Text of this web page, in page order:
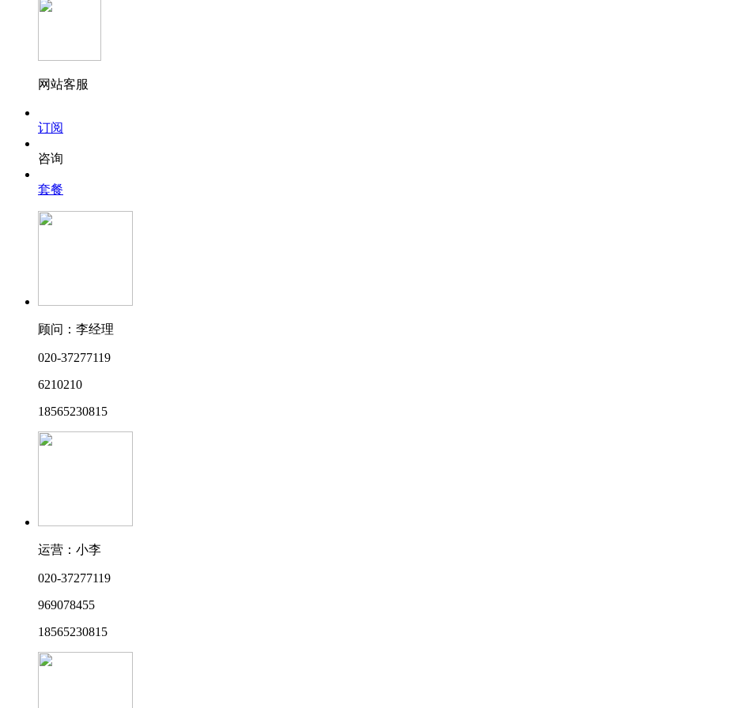
网站客服
订阅
咨询
套餐
顾问：李经理
020-37277119
6210210
18565230815
运营：小李
020-37277119
969078455
18565230815